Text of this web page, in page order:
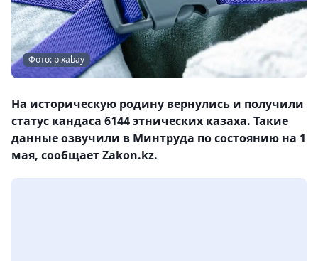
Фото: pixabay
На историческую родину вернулись и получили
статус кандаса 6144 этнических казаха. Такие
данные озвучили в Минтруда по состоянию на 1
мая, сообщает Zakon.kz.